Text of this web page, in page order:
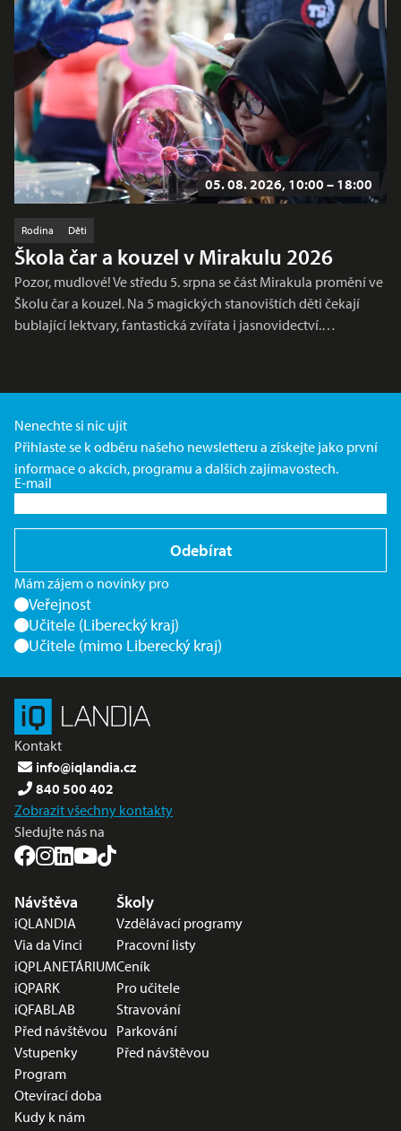
05. 08. 2026, 10:00 – 18:00
Rodina Děti
Škola čar a kouzel v Mirakulu 2026
Pozor, mudlové! Ve středu 5. srpna se část Mirakula promění ve
Školu čar a kouzel. Na 5 magických stanovištích děti čekají
bublající lektvary, fantastická zvířata i jasnovidectví.…
Nenechte si nic ujít
Přihlaste se k odběru našeho newsletteru a získejte jako první
informace o akcích, programu a dalších zajímavostech.
E-mail
Odebírat
Mám zájem o novinky pro
Veřejnost
Učitele (Liberecký kraj)
Učitele (mimo Liberecký kraj)
Kontakt
info@iqlandia.cz
840 500 402
Zobrazit všechny kontakty
Sledujte nás na
Nabídka v zápatí
Návštěva
iQLANDIA
Via da Vinci
iQPLANETÁRIUM
iQPARK
iQFABLAB
Před návštěvou
Vstupenky
Program
Otevírací doba
Kudy k nám
Školy
Vzdělávací programy
Pracovní listy
Ceník
Pro učitele
Stravování
Parkování
Před návštěvou